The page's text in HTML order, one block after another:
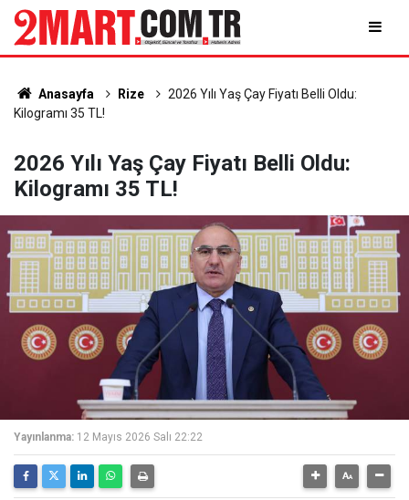
Anasayfa Rize
2026 Yılı Yaş Çay Fiyatı Belli Oldu:
Kilogramı 35 TL!
2026 Yılı Yaş Çay Fiyatı Belli Oldu:
Kilogramı 35 TL!
Yayınlanma: 12 Mayıs 2026 Salı 22:22